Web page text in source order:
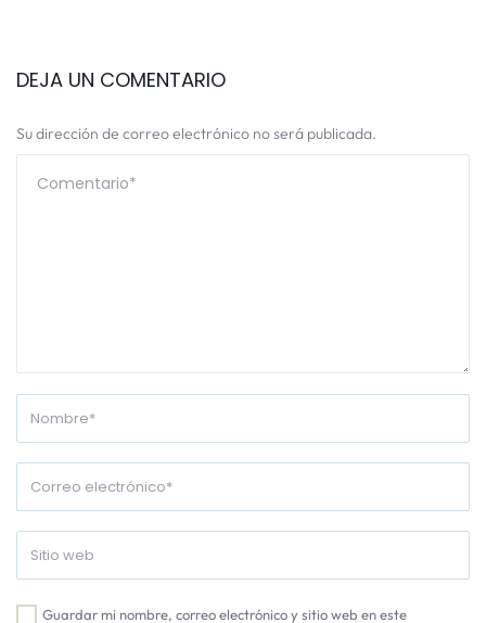
DEJA UN COMENTARIO
Su dirección de correo electrónico no será publicada.
Guardar mi nombre, correo electrónico y sitio web en este